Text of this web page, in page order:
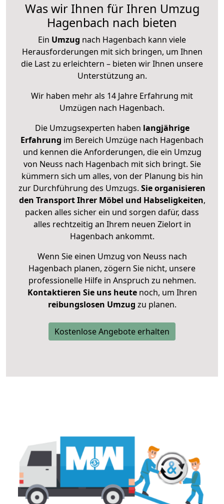
Was wir Ihnen für Ihren Umzug
Hagenbach nach bieten
Ein Umzug nach Hagenbach kann viele
Herausforderungen mit sich bringen, um Ihnen
die Last zu erleichtern – bieten wir Ihnen unsere
Unterstützung an.
Wir haben mehr als 14 Jahre Erfahrung mit
Umzügen nach Hagenbach.
Die Umzugsexperten haben langjährige
Erfahrung im Bereich Umzüge nach Hagenbach
und kennen die Anforderungen, die ein Umzug
von Neuss nach Hagenbach mit sich bringt. Sie
kümmern sich um alles, von der Planung bis hin
zur Durchführung des Umzugs. Sie organisieren
den Transport Ihrer Möbel und Habseligkeiten,
packen alles sicher ein und sorgen dafür, dass
alles rechtzeitig an Ihrem neuen Zielort in
Hagenbach ankommt.
Wenn Sie einen Umzug von Neuss nach
Hagenbach planen, zögern Sie nicht, unsere
professionelle Hilfe in Anspruch zu nehmen.
Kontaktieren Sie uns heutenoch, um Ihren
reibungslosen Umzug zu planen.
Kostenlose Angebote erhalten